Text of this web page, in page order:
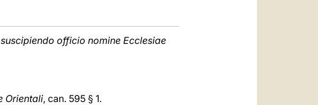
officio nomine Ecclesiae
Orientali, can. 595 § 1.